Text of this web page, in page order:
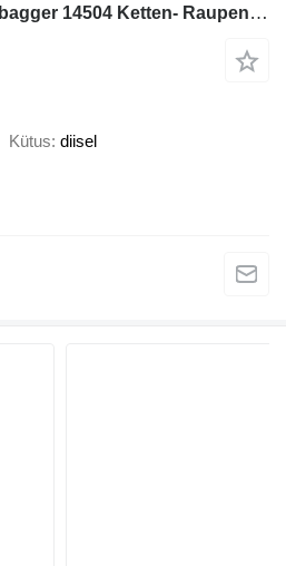
Wacker Neuson Kettenbagger 14504 Ketten- Raupenbagger E11-01
Kütus diisel